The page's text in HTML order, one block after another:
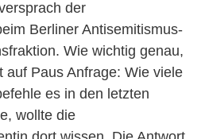
der
Berliner Antisemitismus-
Wie wichtig genau,
auf Paus Anfrage: Wie viele
es in den letzten
wollte die